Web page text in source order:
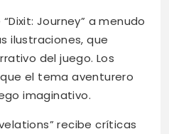
Journey” a menudo
ilustraciones, que
del juego. Los
el tema aventurero
imaginativo.
recibe críticas